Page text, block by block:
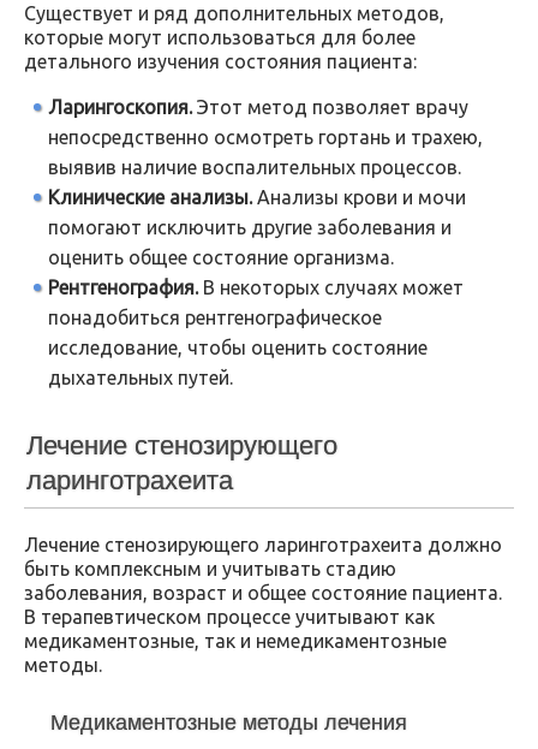
Существует и ряд дополнительных методов,
которые могут использоваться для более
детального изучения состояния пациента:
Ларингоскопия.Этот метод позволяет врачу
непосредственно осмотреть гортань и трахею,
выявив наличие воспалительных процессов.
Клинические анализы.Анализы крови и мочи
помогают исключить другие заболевания и
оценить общее состояние организма.
Рентгенография.В некоторых случаях может
понадобиться рентгенографическое
исследование, чтобы оценить состояние
дыхательных путей.
Лечение стенозирующего
ларинготрахеита
Лечение стенозирующего ларинготрахеита должно
быть комплексным и учитывать стадию
заболевания, возраст и общее состояние пациента.
В терапевтическом процессе учитывают как
медикаментозные, так и немедикаментозные
методы.
Медикаментозные методы лечения